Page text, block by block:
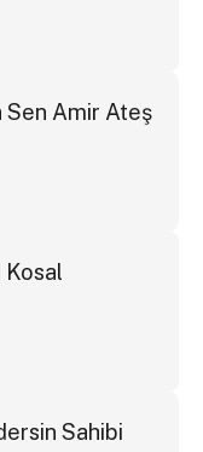
Sen Amir Ateş
Kosal
Sahibi